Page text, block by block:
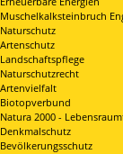
Muschelkalksteinbruch
Naturschutz
Artenschutz
Landschaftspflege
Naturschutzrecht
Artenvielfalt
Biotopverbund
Natura 2000 -
Denkmalschutz
Bevölkerungsschutz